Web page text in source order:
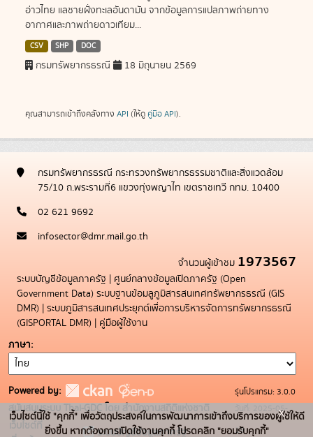
อ่าวไทย แลชายฝั่งทะเลอันดามัน จากข้อมูลการแปลภาพถ่ายทาง
อากาศและภาพถ่ายดาวเทียม...
CSV SHP DOC
กรมทรัพยากรธรณี 18 มิถุนายน 2569
คุณสามารถเข้าถึงคลังทาง API (ให้ดู คู่มือ API).
กรมทรัพยากรธรณี กระทรวงทรัพยากรธรรมชาติและสิ่งแวดล้อม
75/10 ถ.พระรามที่6 แขวงทุ่งพญาไท เขตราชเทวี กทม. 10400
02 621 9692
infosector@dmr.mail.go.th
จำนวนผู้เข้าชม 1973567
ระบบบัญชีข้อมูลภาครัฐ | ศูนย์กลางข้อมูลเปิดภาครัฐ (Open
Government Data) ระบบฐานข้อมลูภูมิสารสนเทศทรัพยากรธรณี (GIS
DMR) | ระบบภูมิสารสนเทศประยุกต์เพื่อการบริหารจัดการทรัพยากรธรณี
(GISPORTAL DMR) | คู่มือผู้ใช้งาน
ภาษา
Powered by:
สนับสนุนระบบ Thai-GDC โดย สำนักงานสถิติแห่งชาติ
เว็บไซต์ที่
ระบบบัญชีข้อมูลภาครัฐ
รุ่นโปรแกรม: 3.0.0
วันที่: 2025-05-
19
เว็บไซต์นี้ใช้ "คุกกี้" เพื่อวัตถุประสงค์ในการพัฒนาการเข้าถึงบริการของผู้ใช้ให้ดี
ยิ่งขึ้น หากต้องการเปิดใช้งานคุกกี้ โปรดคลิก "ยอมรับคุกกี้"
x